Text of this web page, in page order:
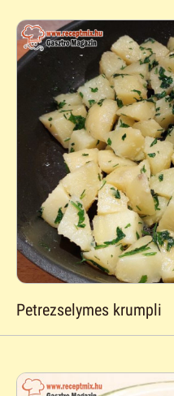
Petrezselymes krumpli